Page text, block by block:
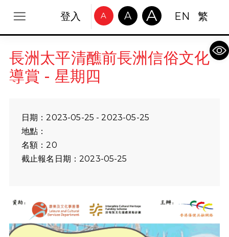
登入 A A A EN 繁
長洲太平清醮前長洲信俗文化
導賞 - 星期四
日期：2023-05-25 - 2023-05-25
地點：
名額：20
截止報名日期：2023-05-25